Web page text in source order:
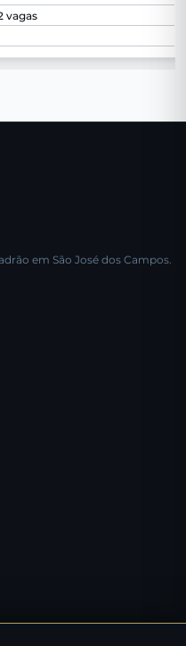
vagas
em São José dos Campos.